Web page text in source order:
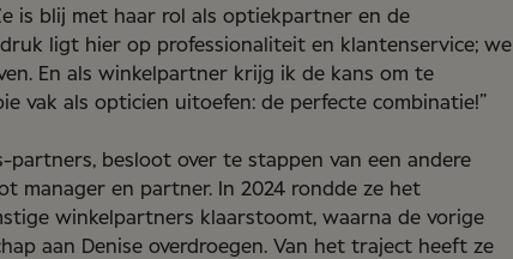
is blij met haar rol als optiekpartner en de
ligt hier op professionaliteit en klantenservice; we
En als winkelpartner krijg ik de kans om te
vak als opticien uitoefen: de perfecte combinatie!”
partners, besloot over te stappen van een andere
manager en partner. In 2024 rondde ze het
winkelpartners klaarstoomt, waarna de vorige
aan Denise overdroegen. Van het traject heeft ze